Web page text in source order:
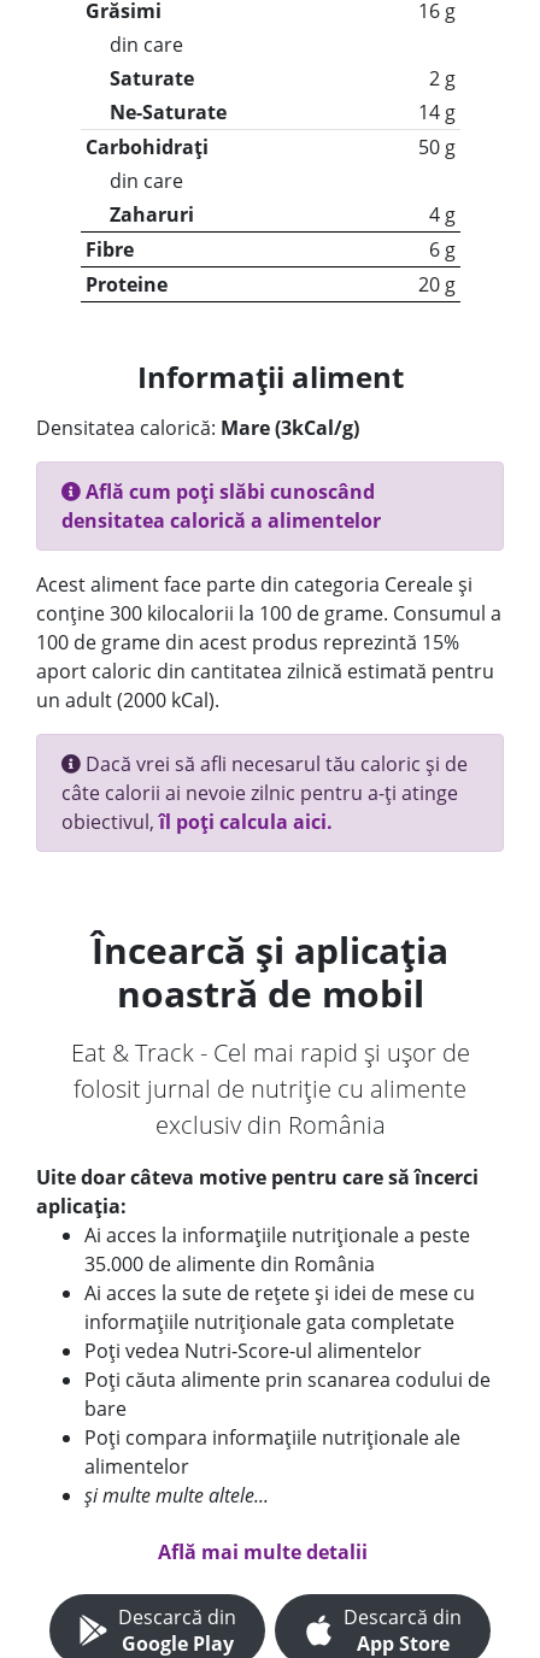
Grăsimi
16 g
din care
Saturate
2 g
Ne-Saturate
14 g
Carbohidrați
50 g
din care
Zaharuri
4 g
Fibre
6 g
Proteine
20 g
Informații aliment
Densitatea calorică: Mare (3kCal/g)
Află cum poți slăbi cunoscând
densitatea calorică a alimentelor
Acest aliment face parte din categoria Cereale și
conține 300 kilocalorii la 100 de grame. Consumul a
100 de grame din acest produs reprezintă 15%
aport caloric din cantitatea zilnică estimată pentru
un adult (2000 kCal).
Dacă vrei să afli necesarul tău caloric și de
câte calorii ai nevoie zilnic pentru a-ți atinge
obiectivul,îl poți calcula aici.
Încearcă și aplicația
noastră de mobil
Eat & Track - Cel mai rapid și ușor de
folosit jurnal de nutriție cu alimente
exclusiv din România
Uite doar câteva motive pentru care să încerci
aplicația:
Ai acces la informațiile nutriționale a peste
35.000 de alimente din România
Ai acces la sute de rețete și idei de mese cu
informațiile nutriționale gata completate
Poți vedea Nutri-Score-ul alimentelor
Poți căuta alimente prin scanarea codului de
bare
Poți compara informațiile nutriționale ale
alimentelor
și multe multe altele...
Află mai multe detalii
Descarcă din
Google Play
Descarcă din
App Store